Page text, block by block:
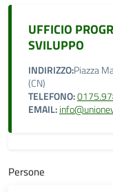
UFFICIO
SVILUPPO
INDIRIZZO:Piazza
(CN)
TELEFONO:
EMAIL:
Persone